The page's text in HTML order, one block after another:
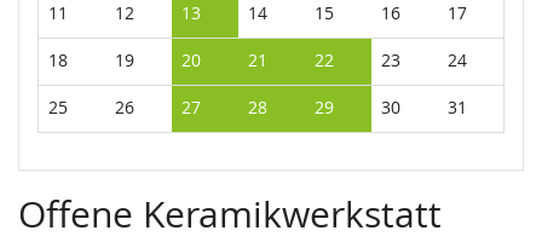
11 12 13 14 15 16 17
18 19 20 21 22 23 24
25 26 27 28 29 30 31
Offene Keramikwerkstatt